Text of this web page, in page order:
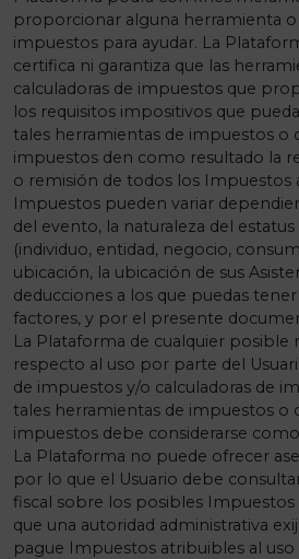
proporcionar alguna herramienta o
impuestos para ayudar. La
certifica ni garantiza que las
calculadoras de impuestos que
los requisitos impositivos que
tales herramientas de impuestos o
impuestos den como resultado la
o remisión de todos los Impuestos
Impuestos pueden variar
del evento, la naturaleza del
(individuo, entidad, negocio,
ubicación, la ubicación de sus
deducciones a los que puedas
factores, y por el presente
La Plataforma de cualquier posible
respecto al uso por parte del
de impuestos y/o calculadoras de
tales herramientas de impuestos o
impuestos debe considerarse
La Plataforma no puede ofrecer
por lo que el Usuario debe
fiscal sobre los posibles Impuestos
que una autoridad administrativa
pague Impuestos atribuibles al uso